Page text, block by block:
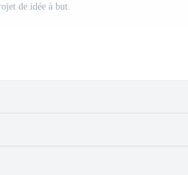
de idée à but.